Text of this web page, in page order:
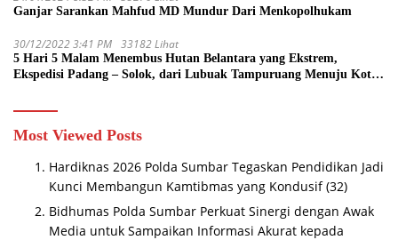
Ganjar Sarankan Mahfud MD Mundur Dari Menkopolhukam
30/12/2022 3:41 PM 33182 Lihat
5 Hari 5 Malam Menembus Hutan Belantara yang Ekstrem,
Ekspedisi Padang – Solok, dari Lubuak Tampuruang Menuju Koto
Most Viewed Posts
Hardiknas 2026 Polda Sumbar Tegaskan Pendidikan Jadi
Kunci Membangun Kamtibmas yang Kondusif (32)
Bidhumas Polda Sumbar Perkuat Sinergi dengan Awak
Media untuk Sampaikan Informasi Akurat kepada